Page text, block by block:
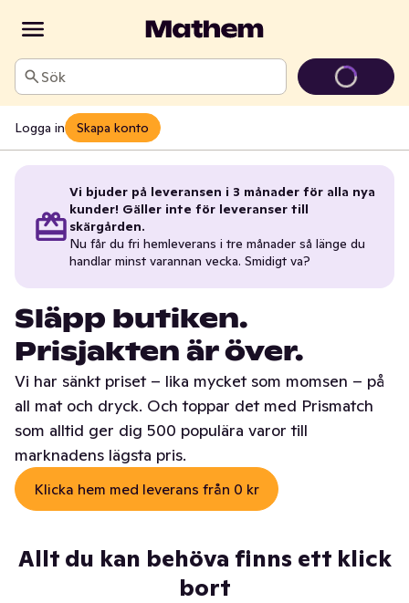
Sök
Logga in Skapa konto
Vi bjuder på leveransen i 3 månader för alla nya
kunder! Gäller inte för leveranser till
skärgården.
Nu får du fri hemleverans i tre månader så länge du
handlar minst varannan vecka. Smidigt va?
Släpp butiken.
Prisjakten är över.
Vi har sänkt priset – lika mycket som momsen – på
all mat och dryck. Och toppar det med Prismatch
som alltid ger dig 500 populära varor till
marknadens lägsta pris.
Klicka hem med leverans från 0 kr
Allt du kan behöva finns ett klick
bort